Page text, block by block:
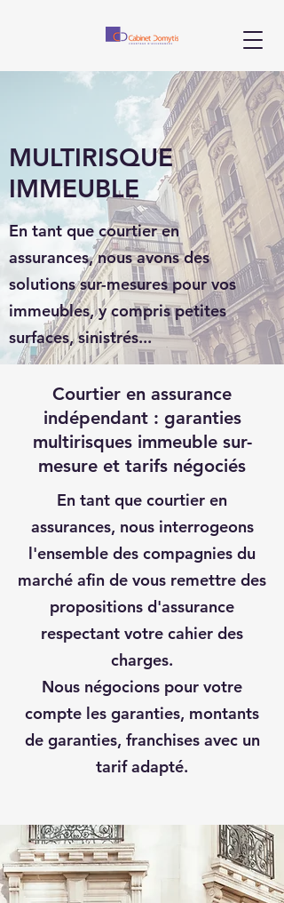
MULTIRISQUE
IMMEUBLE
En tant que courtier en
assurances, nous avons des
solutions sur-mesures pour vos
immeubles, y compris petites
surfaces, sinistrés...
Courtier en assurance
indépendant : garanties
multirisques immeuble sur-
mesure et tarifs négociés
En tant que courtier en
assurances, nous interrogeons
l'ensemble des compagnies du
marché afin de vous remettre des
propositions d'assurance
respectant votre cahier des
charges.
Nous négocions pour votre
compte les garanties, montants
de garanties, franchises avec un
tarif adapté.